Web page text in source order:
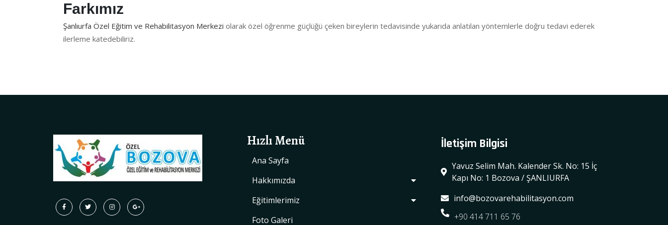
Farkımız
Şanlıurfa Özel Eğitim ve Rehabilitasyon Merkezi olarak özel öğrenme güçlüğü çeken bireylerin tedavisinde yukarıda anlatılan yöntemlerle doğru tedavi ederek
ilerleme katedebiliriz.
Hızlı Menü
Ana Sayfa
Hakkımızda
Eğitimlerimiz
Foto Galeri
İletişim Bilgisi
Yavuz Selim Mah. Kalender Sk. No: 15 İç
Kapı No: 1 Bozova / ŞANLIURFA
info@bozovarehabilitasyon.com
+90 414 711 65 76